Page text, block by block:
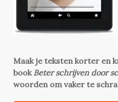
Maak je teksten korter en
book Beter schrijven door
woorden om vaker te